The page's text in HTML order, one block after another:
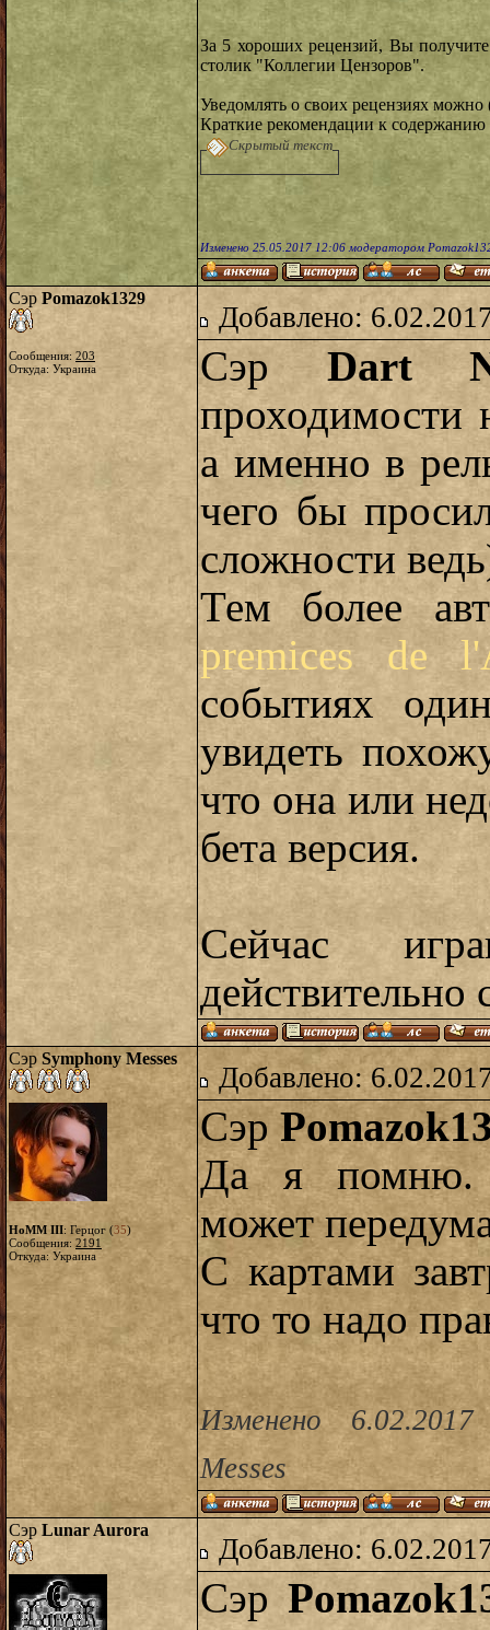
За 5 хороших рецензий, Вы
столик "Коллегии Цензоров".
Уведомлять о своих рецензиях
Краткие рекомендации к содержанию
Скрытый текст
Изменено 25.05.2017 12:06 модератором
Сэр Pomazok1329
Сообщения: 203
Откуда: Украина
Добавлено:
СэрDart
проходимости
а именно в
чего бы
сложности
Тем более
premices de
событиях
увидеть
что она или
бета версия.
Сейчас
действительно
Сэр Symphony Messes
HoMM III: Герцог (35)
Сообщения: 2191
Откуда: Украина
Добавлено:
Сэр
Да я помню.
может
С картами
что то надо
Изменено
Messes
Сэр Lunar Aurora
Добавлено:
Сэр